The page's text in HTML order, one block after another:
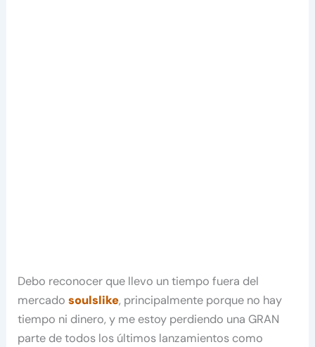
Debo reconocer que llevo un tiempo fuera del
mercadosoulslike, principalmente porque no hay
tiempo ni dinero, y me estoy perdiendo una GRAN
parte de todos los últimos lanzamientos como